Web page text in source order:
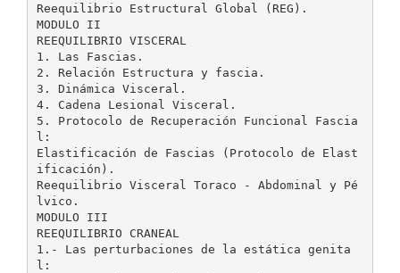
Reequilibrio Estructural Global (REG).
MODULO II
REEQUILIBRIO VISCERAL
1. Las Fascias.
2. Relación Estructura y fascia.
3. Dinámica Visceral.
4. Cadena Lesional Visceral.
5. Protocolo de Recuperación Funcional Fascia
l:
Elastificación de Fascias (Protocolo de Elast
ificación).
Reequilibrio Visceral Toraco - Abdominal y Pé
lvico.
MODULO III
REEQUILIBRIO CRANEAL
1.- Las perturbaciones de la estática genita
l: